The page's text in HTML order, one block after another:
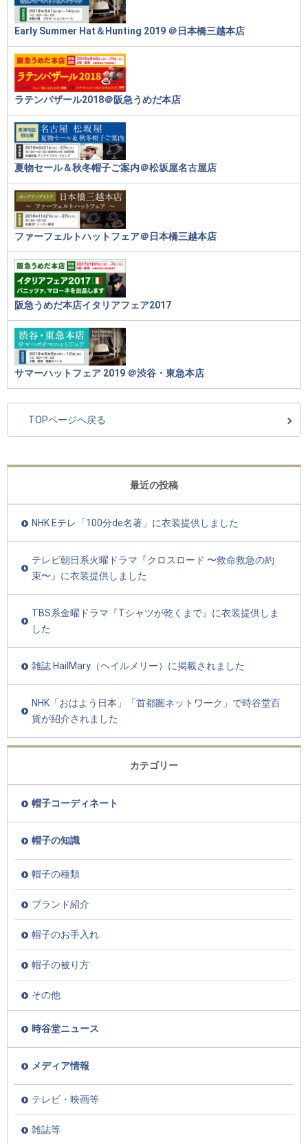
Early Summer Hat＆Hunting 2019 ＠日本橋三越本店
ラテンバザール2018＠阪急うめだ本店
夏物セール＆秋冬帽子ご案内＠松坂屋名古屋店
ファーフェルトハットフェア＠日本橋三越本店
阪急うめだ本店イタリアフェア2017
サマーハットフェア 2019 ＠渋谷・東急本店
TOPページへ戻る
最近の投稿
NHK Eテレ「100分de名著」に衣装提供しました
テレビ朝日系火曜ドラマ『クロスロード 〜救命救急の約
束〜』に衣装提供しました
TBS系金曜ドラマ『Tシャツが乾くまで』に衣装提供しま
した
雑誌 HailMary（ヘイルメリー）に掲載されました
NHK「おはよう日本」「首都圏ネットワーク」で時谷堂百
貨が紹介されました
カテゴリー
帽子コーディネート
帽子の知識
帽子の種類
ブランド紹介
帽子のお手入れ
帽子の被り方
その他
時谷堂ニュース
メディア情報
テレビ・映画等
雑誌等